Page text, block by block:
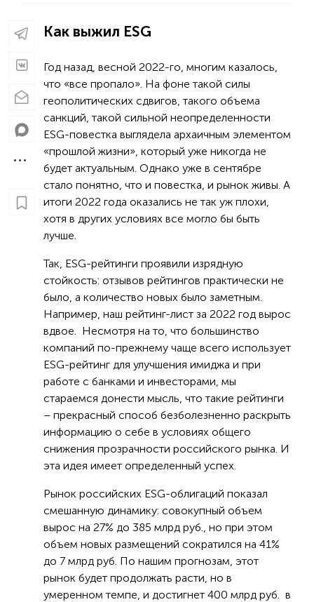
Как выжил ESG
Год назад, весной 2022-го, многим казалось,
что «все пропало». На фоне такой силы
геополитических сдвигов, такого объема
санкций, такой сильной неопределенности
ESG-повестка выглядела архаичным элементом
«прошлой жизни», который уже никогда не
будет актуальным. Однако уже в сентябре
стало понятно, что и повестка, и рынок живы. А
итоги 2022 года оказались не так уж плохи,
хотя в других условиях все могло бы быть
лучше.
Так, ESG-рейтинги проявили изрядную
стойкость: отзывов рейтингов практически не
было, а количество новых было заметным.
Например, наш рейтинг-лист за 2022 год вырос
вдвое. Несмотря на то, что большинство
компаний по-прежнему чаще всего использует
ESG-рейтинг для улучшения имиджа и при
работе с банками и инвесторами, мы
стараемся донести мысль, что такие рейтинги
– прекрасный способ безболезненно раскрыть
информацию о себе в условиях общего
снижения прозрачности российского рынка. И
эта идея имеет определенный успех.
Рынок российских ESG-облигаций показал
смешанную динамику: совокупный объем
вырос на 27% до 385 млрд руб., но при этом
объем новых размещений сократился на 41%
до 7 млрд руб. По нашим прогнозам, этот
рынок будет продолжать расти, но в
умеренном темпе, и достигнет 400 млрд руб. в